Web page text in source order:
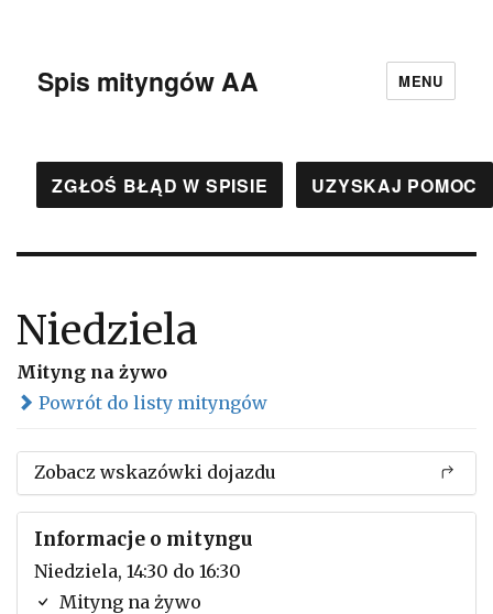
Spis mityngów AA MENU
ZGŁOŚ BŁĄD W SPISIE UZYSKAJ POMOC
Niedziela
Mityng na żywo
Powrót do listy mityngów
Zobacz wskazówki dojazdu
Informacje o mityngu
Niedziela, 14:30 do 16:30
Mityng na żywo